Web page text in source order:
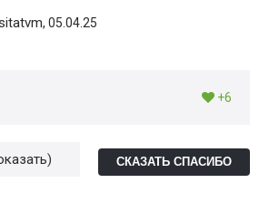
, 05.04.25
+6
СКАЗАТЬ СПАСИБО